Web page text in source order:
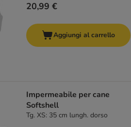
20,99 €
Aggiungi al carrello
Impermeabile per cane
Softshell
Tg. XS: 35 cm lungh. dorso